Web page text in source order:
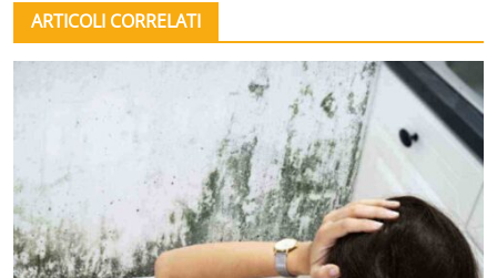
ARTICOLI CORRELATI